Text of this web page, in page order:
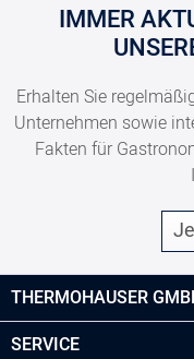
IMMER
Erhalten Sie
Unternehmen sowie
Fakten für
THERMOHAUSER
SERVICE